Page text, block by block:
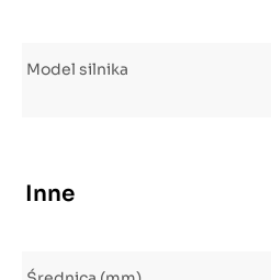
Model silnika
Inne